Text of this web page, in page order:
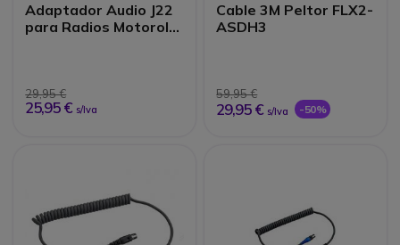
Adaptador Audio J22
para Radios Motorola
29,95 €
25,95 € s/Iva
Cable 3M Peltor FLX2-
ASDH3
59,95 €
29,95 € s/Iva -50%